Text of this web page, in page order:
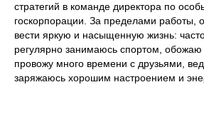
стратегий в команде директора по
госкорпорации. За пределами работы,
вести яркую и насыщенную жизнь:
регулярно занимаюсь спортом, обожаю
провожу много времени с друзьями,
заряжаюсь хорошим настроением и